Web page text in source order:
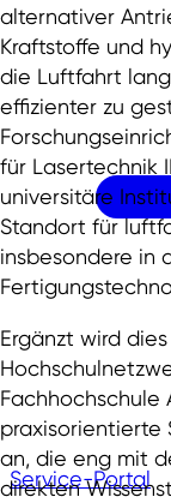
Service-Portal
alternativer
Kraftstoffe und
die Luftfahrt
effizienter zu
für Lasertechnik
universitäre
Standort für
insbesondere in
Ergänzt wird
Fachhochschule
praxisorientierte
an, die eng mit
direkten